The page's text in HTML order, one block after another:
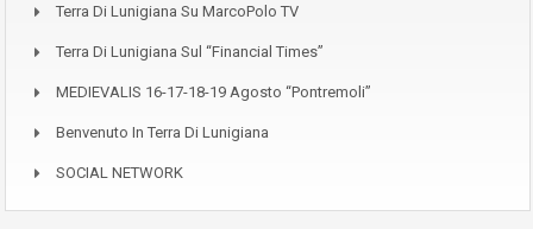
Terra Di Lunigiana Su MarcoPolo TV
Terra Di Lunigiana Sul “Financial Times”
MEDIEVALIS 16-17-18-19 Agosto “Pontremoli”
Benvenuto In Terra Di Lunigiana
SOCIAL NETWORK